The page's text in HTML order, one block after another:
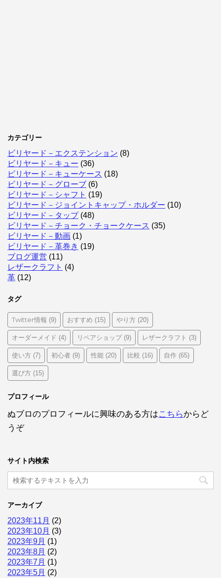
カテゴリー
ビリヤード－エクステンション (8)
ビリヤード－キュー (36)
ビリヤード－キューケース (18)
ビリヤード－グローブ (6)
ビリヤード－シャフト (19)
ビリヤード－ジョイントキャップ・ホルダー (10)
ビリヤード－タップ(48)
ビリヤード－チョーク・チョークケース (35)
ビリヤード－動画 (1)
ビリヤード－革巻き (19)
ブログ運営 (11)
レザークラフト (4)
革 (12)
タグ
Twitter情報 (9) おすすめ (15) やり方 (20)
オーダーメイド (4) リペアショップ(9) レザークラフト (3)
使い方 (7) 初心者 (9) 性能 (20) 比較 (16) 自作 (65)
選び方 (15)
プロフィール
ぬブロのプロフィールに興味のある方はこちらからど
うぞ
サイト内検索
アーカイブ
2023年11月 (2)
2023年10月 (3)
2023年9月 (1)
2023年8月 (2)
2023年7月 (1)
2023年5月 (2)